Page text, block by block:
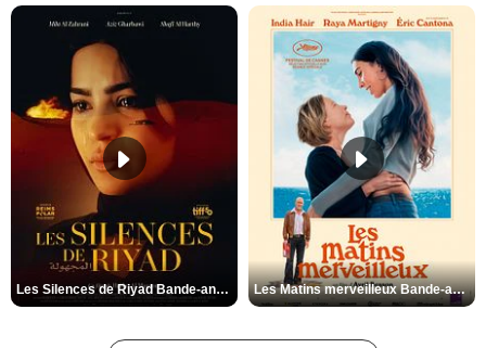
Les Silences de Riyad Bande-annonce VO STFR Les Matins merveilleux Bande-annonce VF